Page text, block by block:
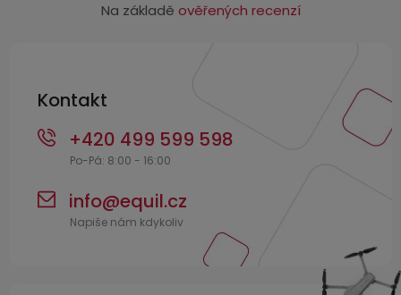
Na základě ověřených recenzí
Kontakt
info@equil.cz
+420 499 599 598